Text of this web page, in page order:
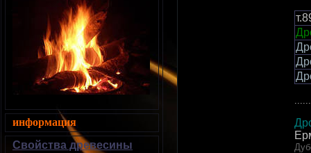
информация
Свойства древесины